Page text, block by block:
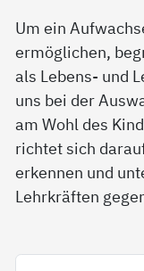
Um ein
ermöglichen,
als Lebens- und
uns bei der
am Wohl des
richtet sich
erkennen und
Lehrkräften